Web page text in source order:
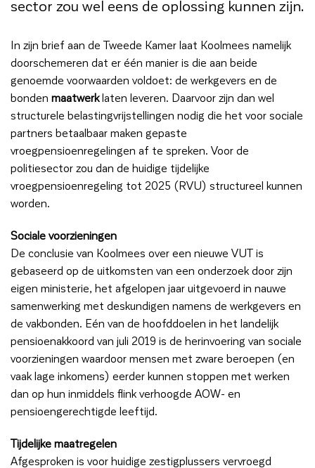
sector zou wel eens de oplossing kunnen zijn.
In zijn brief aan de Tweede Kamer laat Koolmees namelijk
doorschemeren dat er één manier is die aan beide
genoemde voorwaarden voldoet: de werkgevers en de
bonden maatwerklaten leveren. Daarvoor zijn dan wel
structurele belastingvrijstellingen nodig die het voor sociale
partners betaalbaar maken gepaste
vroegpensioenregelingen af te spreken. Voor de
politiesector zou dan de huidige tijdelijke
vroegpensioenregeling tot 2025 (RVU) structureel kunnen
worden.
Sociale voorzieningen
De conclusie van Koolmees over een nieuwe VUT is
gebaseerd op de uitkomsten van een onderzoek door zijn
eigen ministerie, het afgelopen jaar uitgevoerd in nauwe
samenwerking met deskundigen namens de werkgevers en
de vakbonden. Eén van de hoofddoelen in het landelijk
pensioenakkoord van juli 2019 is de herinvoering van sociale
voorzieningen waardoor mensen met zware beroepen (en
vaak lage inkomens) eerder kunnen stoppen met werken
dan op hun inmiddels flink verhoogde AOW- en
pensioengerechtigde leeftijd.
Tijdelijke maatregelen
Afgesproken is voor huidige zestigplussers vervroegd